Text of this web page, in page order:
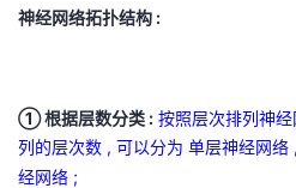
神经网络拓扑结构 :
① 根据层数分类 : 按照层次排列神
列的层次数 , 可以分为 单层神经网络
经网络 ;